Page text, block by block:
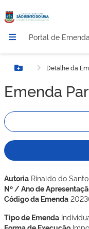
Portal de
Botão Menu
Detalhe da
Emenda
Autoria Rinaldo do
Nº / Ano de
Código da Emenda
Tipo de Emenda